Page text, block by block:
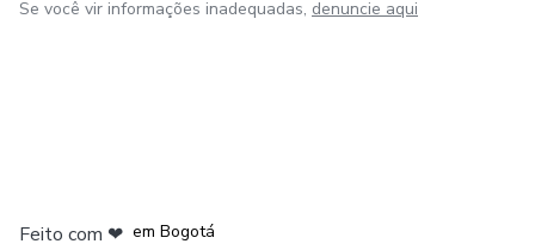
Se você vir informações inadequadas, denuncie aqui
Feito com ❤ em Bogotá